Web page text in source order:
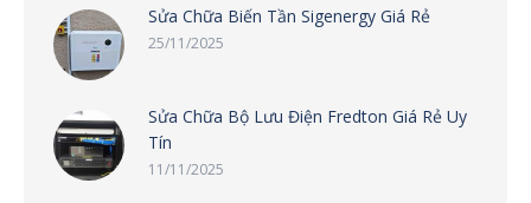
Sửa Chữa Biến Tần Sigenergy Giá Rẻ
25/11/2025
Sửa Chữa Bộ Lưu Điện Fredton Giá Rẻ Uy
Tín
11/11/2025